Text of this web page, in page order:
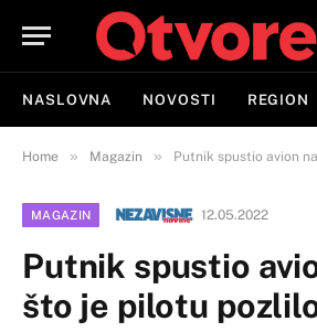
NASLOVNA NOVOSTI REGION
Home » Magazin » Putnik spustio avion
MAGAZIN 12.05.2022
Putnik spustio
što je pilotu